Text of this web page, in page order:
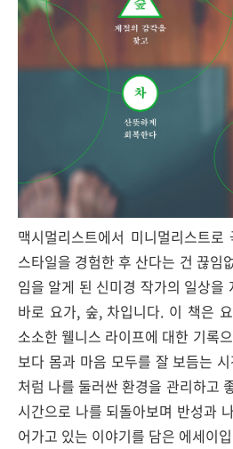
맥시멀리스트에서 미니멀리스트
스타일을 경험한 후 산다는 건 끊임
임을 알게 된 신미경 작가의 일상을
바로 요가, 숲, 차입니다. 이 책은
소소한 웰니스 라이프에 대한 기록
보다 몸과 마음 모두를 잘 보듬는
처럼 나를 둘러싼 환경을 관리하고
시간으로 나를 되돌아보며 반성과
어가고 있는 이야기를 담은 에세이